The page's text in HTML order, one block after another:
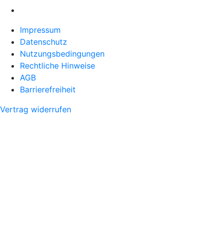
Impressum
Datenschutz
Nutzungsbedingungen
Rechtliche Hinweise
AGB
Barrierefreiheit
Vertrag widerrufen